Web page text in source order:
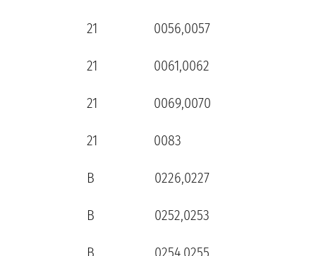
21 0056,0057
21 0061,0062
21 0069,0070
21 0083
B 0226,0227
B 0252,0253
B 0254,0255